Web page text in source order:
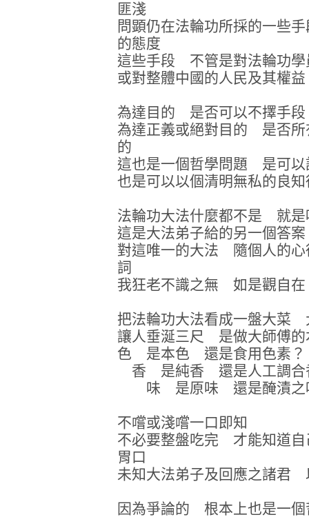
匪淺
問顕仍在法輪功所採的一些
的態度
這些手段 不管是對法輪功
或對整體中國的人民及其權
為達目的 是否可以不擇手段
為達正義或絕對目的 是否所
的
這也是一個哲學問題 是可以
也是可以以個清明無私的良
法輪功大法什麼都不是 就是
這是大法弟子給的另一個答案
對這唯一的大法 隨個人的
詞
我狂老不識之無 如是觀自在
把法輪功大法看成一盤大菜
讓人垂涎三尺 是做大師傅的
色 是本色 還是食用色素
香 是純香 還是人工調合
味 是原味 還是醃漬之
不嚐或淺嚐一口即知
不必要整盤吃完 才能知道
胃口
未知大法弟子及回應之諸君
因為爭論的 根本上也是一個